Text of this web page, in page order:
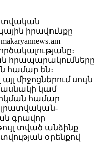
իրավունքը
հրապարակումները
են։
միջոցներում սույն
կամ
համար
լրատվական-
գրավոր
տված անձինք
օրենքով